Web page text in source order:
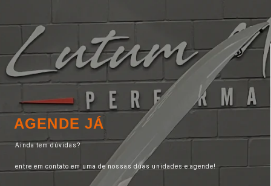
AGENDE JÁ
Ainda tem dúvidas?
entre em contato em uma de nossas duas unidades e agende!